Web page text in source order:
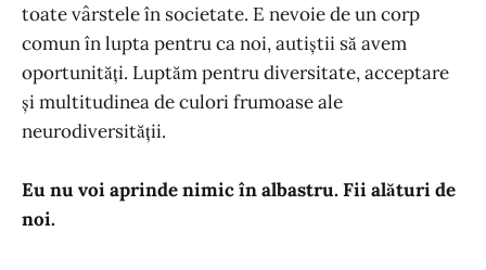
toate vârstele în societate. E nevoie de un corp
comun în lupta pentru ca noi, autiștii să avem
oportunități. Luptăm pentru diversitate, acceptare
și multitudinea de culori frumoase ale
neurodiversității.
Eu nu voi aprinde nimic în albastru. Fii alături de
noi.